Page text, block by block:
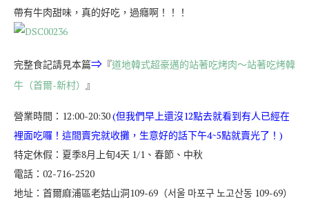
帶有牛肉甜味，真的好吃，過癮啊！！！
完整食記請見本篇⇒ 『道地韓式超豪邁的站著吃烤肉～站著吃烤韓
牛（首爾-新村）
』
營業時間：12:00-20:30(但我們早上還沒12點去就看到有人已經在
裡面吃囉！這間賣完就收攤，生意好的話下午4~5點就賣光了！)
特定休假：夏季8月上旬4天 1/1、春節、中秋
電話：02-716-2520
地址：首爾麻浦區老姑山洞109-69（서울 마포구 노고산동 109-69）